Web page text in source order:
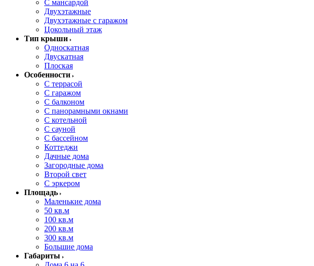
С мансардой
Двухэтажные
Двухэтажные с гаражом
Цокольный этаж
Тип крыши
Односкатная
Двускатная
Плоская
Особенности
С террасой
С гаражом
С балконом
С панорамными окнами
С котельной
С сауной
С бассейном
Коттеджи
Дачные дома
Загородные дома
Второй свет
С эркером
Площадь
Маленькие дома
50 кв.м
100 кв.м
200 кв.м
300 кв.м
Большие дома
Габариты